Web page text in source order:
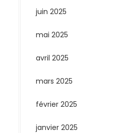
juin 2025
mai 2025
avril 2025
mars 2025
février 2025
janvier 2025